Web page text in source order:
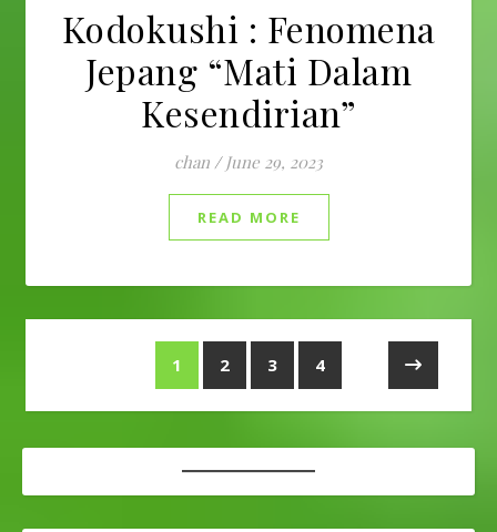
Kodokushi : Fenomena
Jepang “Mati Dalam
Kesendirian”
chan / June 29, 2023
READ MORE
1 2 3 4